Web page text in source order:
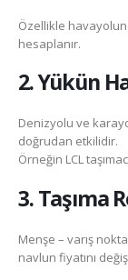
Özellikle
hesaplanır.
2. Yükün
Denizyolu ve
doğrudan etkilidir.
Örneğin LCL
3. Taşıma
Menşe – varış
navlun fiyatını